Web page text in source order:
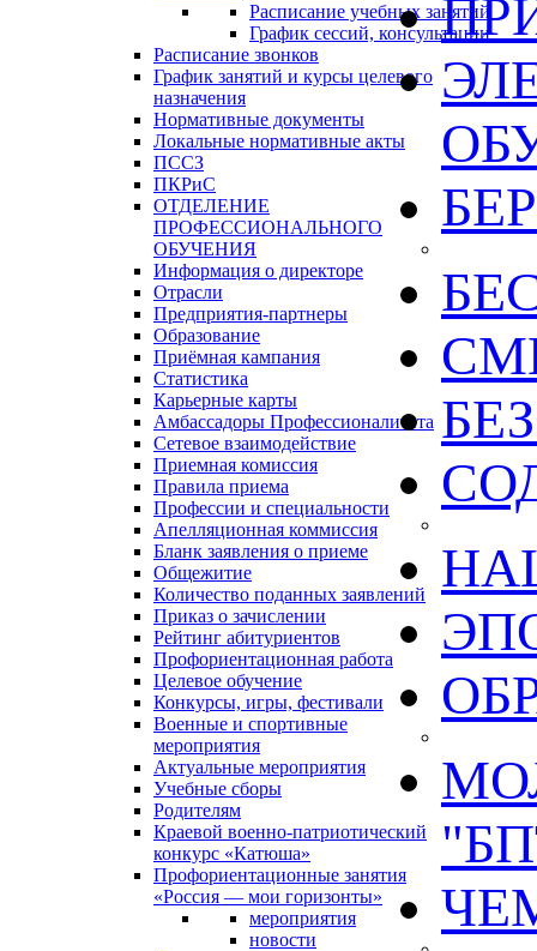
Расписание учебных занятий
График сессий, консультации
Расписание звонков
График занятий и курсы целевого
назначения
Нормативные документы
Локальные нормативные акты
ПССЗ
ПКРиС
ОТДЕЛЕНИЕ
ПРОФЕССИОНАЛЬНОГО
ОБУЧЕНИЯ
Информация о директоре
Отрасли
Предприятия-партнеры
Образование
Приёмная кампания
Статистика
Карьерные карты
Амбассадоры Профессионалитета
Сетевое взаимодействие
Приемная комиссия
Правила приема
Профессии и специальности
Апелляционная коммиссия
Бланк заявления о приеме
Общежитие
Количество поданных заявлений
Приказ о зачислении
Рейтинг абитуриентов
Профориентационная работа
Целевое обучение
Конкурсы, игры, фестивали
Военные и спортивные
мероприятия
Актуальные мероприятия
Учебные сборы
Родителям
Краевой военно-патриотический
конкурс «Катюша»
Профориентационные занятия
«Россия — мои горизонты»
мероприятия
новости